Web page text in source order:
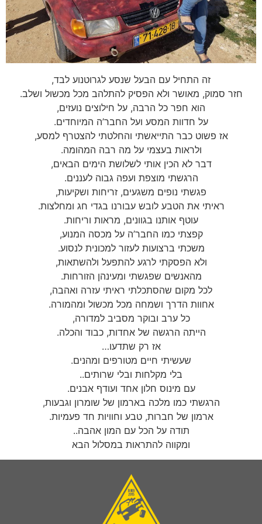
זה התחיל עם הבעל שנסע לגרוטנוע לבד,
חזר סמוק, מאושר ולא הפסיק להתלהב מכל מכשול ושלב.
הוא חפר כל הרבה, על חילוצים נועזים,
על חדוות המסע ועל החבר’ה המיוחדים.
אז פשוט כבר התייאשתי והחלטתי להצטרף למסע,
ולראות בעצמי על מה רבה המהומה.
דבר לא הכין אותי לשלושת הימים הבאים,
הרגשתי מוצפת ועפה גבוה לעננים.
פגשתי נופים משגעים, זריחות ושקיעות,
ראיתי את הטבע לובש עבורנו בגדי חג ומחלצות.
עוטף אותנו בגוונים, מראות וריחות.
קפצתי כמו החבר’ה על מכסה המנוע,
משכתי ברצועות לעזור למכונית לנסוע.
ולא הפסקתי לרגע להתפעל ולהשתאות,
מהאנשים שפגשתי ומעינהן הזורחות.
לכל מקום שהסתכלתי ראיתי עזרה ואהבה,
אחוות הדרך ושמחה מכל מכשול ומהמורה.
כל ערב ובוקר מסביב למדורה,
הייתה הרגשה של אחדות, כבוד והכלה.
אז רק שתדעו…
שעשיתי חיים מטורפים ומהנים.
בלי מקלחות ובלי שרותים..
עם מינוס חלון אחד ועודף אבנים.
הרגשתי כמו מלכה בארמון של שומרון וגבעות,
ארמון של חברות, טבע וחוויות חד פעמיות.
תודה על הכל עם המון אהבה..
ומקווה להתראות במסלול הבא